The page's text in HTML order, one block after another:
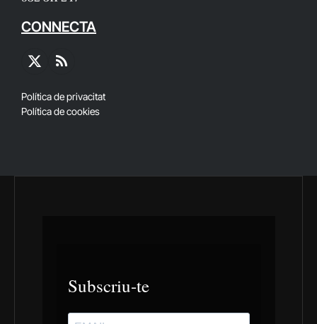
CONNECTA
X
RSS
Política de privacitat
Política de cookies